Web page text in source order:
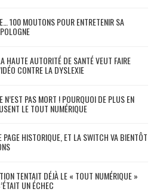
100 MOUTONS POUR ENTRETENIR SA
HAUTE AUTORITÉ DE SANTÉ VEUT FAIRE
CONTRE LA DYSLEXIE
N’EST PAS MORT ! POURQUOI DE PLUS EN
LE TOUT NUMÉRIQUE
PAGE HISTORIQUE, ET LA SWITCH VA BIENTÔT
TENTAIT DÉJÀ LE « TOUT NUMÉRIQUE »
UN ÉCHEC